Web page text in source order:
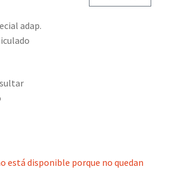
adap.
está disponible porque no quedan